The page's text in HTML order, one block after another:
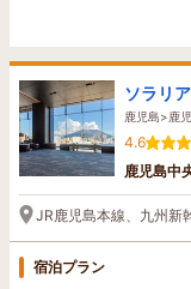
ソラリ
鹿児島>鹿
4.6
鹿児島中
JR鹿児島本線、九州新
宿泊プラン